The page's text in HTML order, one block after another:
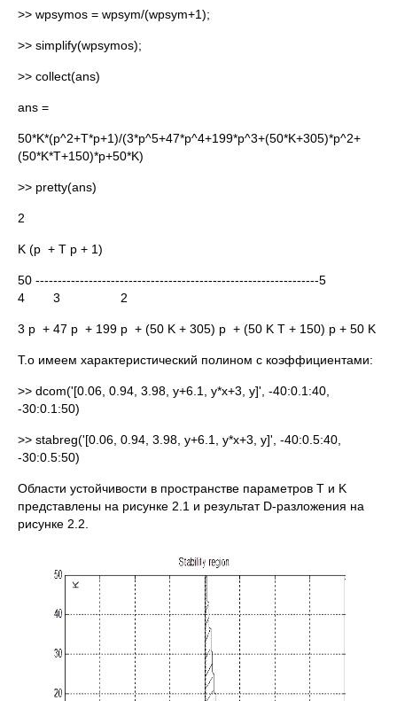
>> wpsymos = wpsym/(wpsym+1);
>> simplify(wpsymos);
>> collect(ans)
ans =
50*K*(p^2+T*p+1)/(3*p^5+47*p^4+199*p^3+(50*K+305)*p^2+
(50*K*T+150)*p+50*K)
>> pretty(ans)
2
K (p + T p + 1)
50 ----------------------------------------------------------------5
4 3 2
3 p + 47 p + 199 p + (50 K + 305) p + (50 K T + 150) p + 50 K
Т.о имеем характеристический полином с коэффициентами:
>> dcom('[0.06, 0.94, 3.98, y+6.1, y*x+3, y]', -40:0.1:40,
-30:0.1:50)
>> stabreg('[0.06, 0.94, 3.98, y+6.1, y*x+3, y]', -40:0.5:40,
-30:0.5:50)
Области устойчивости в пространстве параметров T и K
представлены на рисунке 2.1 и результат D-разложения на
рисунке 2.2.